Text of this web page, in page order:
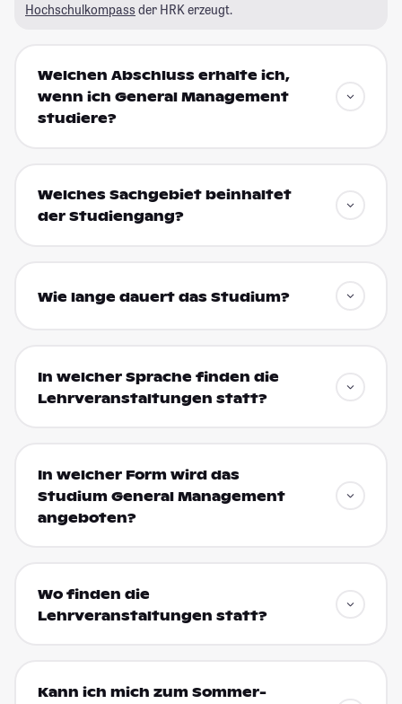
Hochschulkompass der HRK erzeugt.
Welchen Abschluss erhalte ich,
wenn ich General Management
studiere?
Welches Sachgebiet beinhaltet
der Studiengang?
Wie lange dauert das Studium?
In welcher Sprache finden die
Lehrveranstaltungen statt?
In welcher Form wird das
Studium General Management
angeboten?
Wo finden die
Lehrveranstaltungen statt?
Kann ich mich zum Sommer-